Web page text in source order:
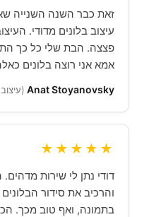
זאת כבר השנה השנייה
עיצוב בלונים מדודי.
פצצה. הבת שלי כל כך
אמא אני רוצה בלונים
Anat Stoyanovsky
★★★★★
דודי נתן לי שירות
והרכיב את סידור
בתמונה, ואף טוב מכך.